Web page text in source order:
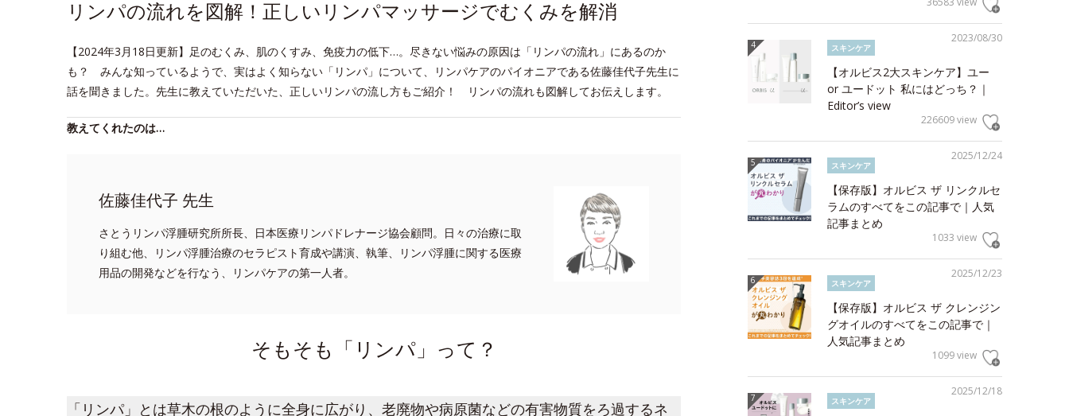
リンパの流れを図解！正しいリンパマッサージでむくみを解消
【2024年3月18日更新】足のむくみ、肌のくすみ、免疫力の低下…。尽きない悩みの原因は「リンパの流れ」にあるのか
も？ みんな知っているようで、実はよく知らない「リンパ」について、リンパケアのパイオニアである佐藤佳代子先生に
話を聞きました。先生に教えていただいた、正しいリンパの流し方もご紹介！ リンパの流れも図解してお伝えします。
教えてくれたのは…
佐藤佳代子 先生
さとうリンパ浮腫研究所所長、日本医療リンパドレナージ協会顧問。日々の治療に取
り組む他、リンパ浮腫治療のセラピスト育成や講演、執筆、リンパ浮腫に関する医療
用品の開発などを行なう、リンパケアの第一人者。
そもそも「リンパ」って？
「リンパ」とは草木の根のように全身に広がり、老廃物や病原菌などの有害物質をろ過するネ
2023/08/30
スキンケア
【オルビス2大スキンケア】ユー
or ユードット 私にはどっち？｜
Editor’s view
226609 view
2025/12/24
スキンケア
【保存版】オルビス ザ リンクルセ
ラムのすべてをこの記事で｜人気
記事まとめ
1033 view
2025/12/23
スキンケア
【保存版】オルビス ザ クレンジン
グオイルのすべてをこの記事で｜
人気記事まとめ
1099 view
2025/12/18
スキンケア